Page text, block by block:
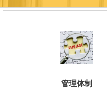
热诚欢迎
管理体制